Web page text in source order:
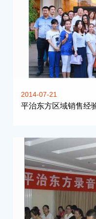
2014-07-21
平治东方区域销售经